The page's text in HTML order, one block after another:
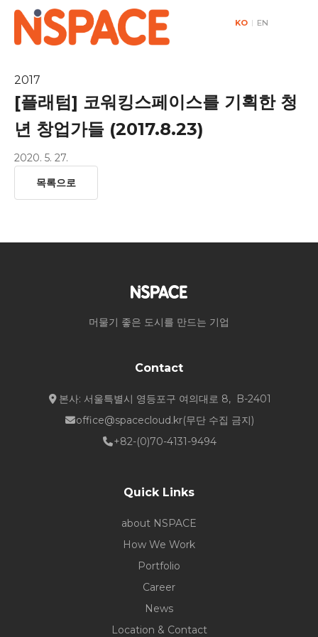
KO | EN
2017
[플래텀] 코워킹스페이스를 기획한 청
년 창업가들 (2017.8.23)
2020. 5. 27.
목록으로
머물기 좋은 도시를 만드는 기업
Contact
본사: 서울특별시 영등포구 여의대로 8, B-2401
office@spacecloud.kr(무단 수집 금지)
+82-(0)70-4131-9494
Quick Links
about NSPACE
How We Work
Portfolio
Career
News
Location & Contact